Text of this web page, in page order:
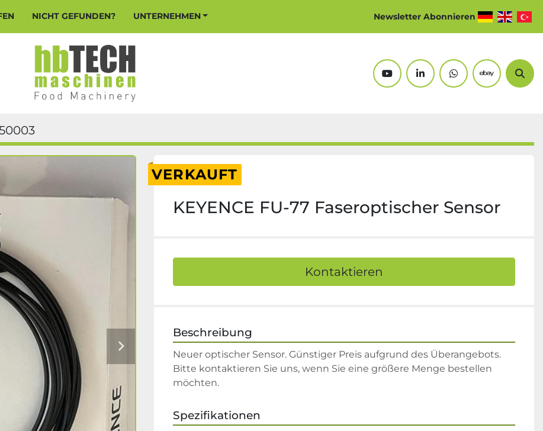
NICHT GEFUNDEN? UNTERNEHMEN Newsletter Abonnieren
youtubelinkedinwhatsappebay
VERKAUFT
KEYENCE FU-77 Faseroptischer Sensor
Kontaktieren
Beschreibung
Neuer optischer Sensor. Günstiger Preis aufgrund des Überangebots.
Bitte kontaktieren Sie uns, wenn Sie eine größere Menge bestellen
möchten.
Spezifikationen